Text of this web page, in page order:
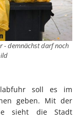
- demnächst darf noch
soll es im
geben. Mit der
sieht die Stadt